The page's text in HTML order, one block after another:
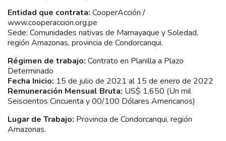
Entidad que contrata: CooperAcción /
www.cooperaccion.org.pe
Sede: Comunidades nativas de Mamayaque y Soledad,
región Amazonas, provincia de Condorcanqui.
Régimen de trabajo: Contrato en Planilla a Plazo
Determinado
Fecha Inicio: 15 de julio de 2021 al 15 de enero de 2022
Remuneración Mensual Bruta: US$ 1,650 (Un mil
Seiscientos Cincuenta y 00/100 Dólares Americanos)
Lugar de Trabajo: Provincia de Condorcanqui, región
Amazonas.